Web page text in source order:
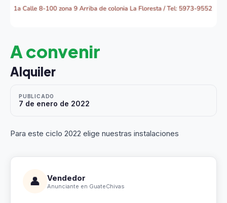
A convenir
Alquiler
PUBLICADO
7 de enero de 2022
Para este ciclo 2022 elige nuestras instalaciones
👤 Vendedor
Anunciante en GuateChivas